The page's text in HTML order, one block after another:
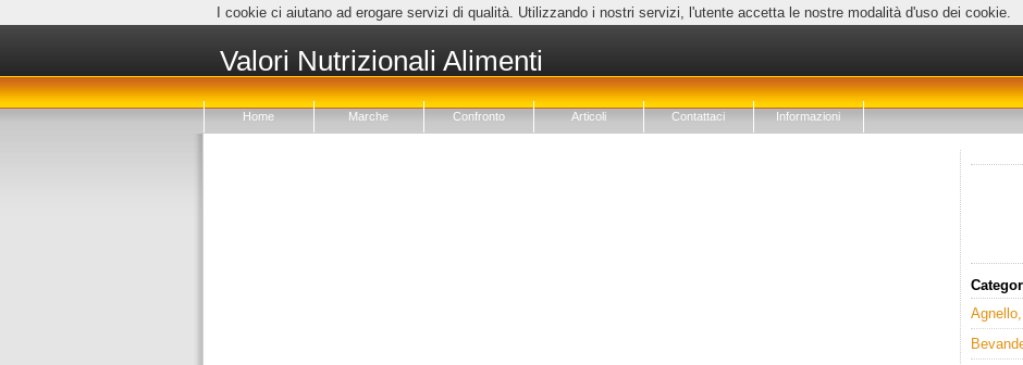
I cookie ci aiutano ad erogare servizi di qualità. Utilizzando i nostri servizi, l'utente accetta le nostre modalità d'uso dei cookie.
Valori Nutrizionali Alimenti
Home Marche Confronto Articoli Contattaci Informazioni